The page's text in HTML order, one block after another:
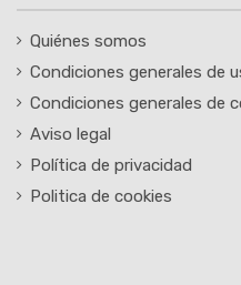
Quiénes somos
Condiciones generales de
Condiciones generales de
Aviso legal
Política de privacidad
Politica de cookies